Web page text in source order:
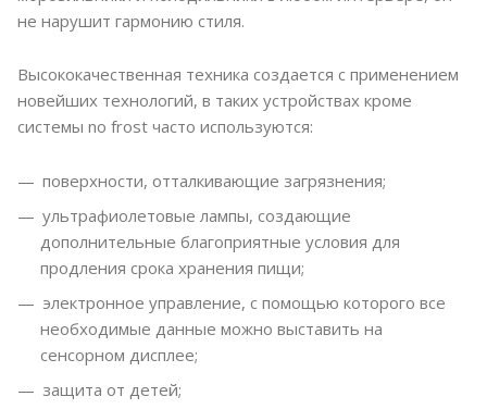
не нарушит гармонию стиля.
Высококачественная техника создается с применением
новейших технологий, в таких устройствах кроме
системы no frost часто используются:
поверхности, отталкивающие загрязнения;
ультрафиолетовые лампы, создающие
дополнительные благоприятные условия для
продления срока хранения пищи;
электронное управление, с помощью которого все
необходимые данные можно выставить на
сенсорном дисплее;
защита от детей;